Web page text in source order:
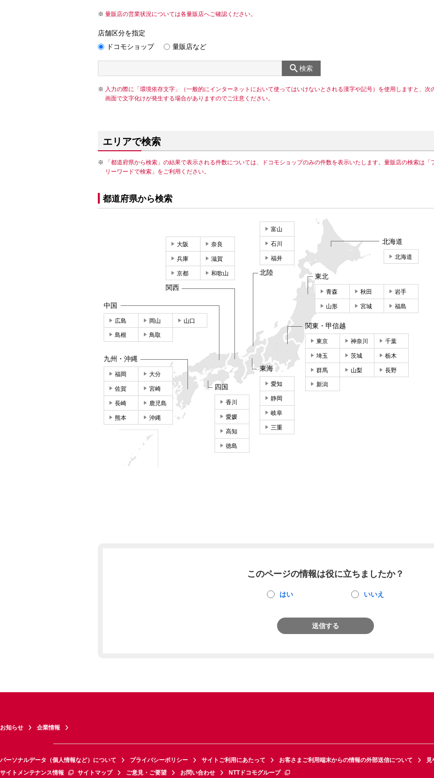
量販店の営業状況については各量販店へご確認ください。
店舗区分を指定
ドコモショップ
量販店など
検索
入力の際に「環境依存文字」（一般的にインターネットにおいて使ってはいけないとされる漢字や記号）を使用しますと、次
画面で文字化けが発生する場合がありますのでご注意ください。
エリアで検索
「都道府県から検索」の結果で表示される件数については、ドコモショップのみの件数を表示いたします。量販店の検索は「
リーワードで検索」をご利用ください。
都道府県から検索
北海道
北海道
東北
青森 秋田 岩手
山形 宮城 福島
関東・甲信越
東京 神奈川 千葉
埼玉 茨城 栃木
群馬 山梨 長野
新潟
東海
愛知
静岡
岐阜
三重
富山
石川
福井
北陸
大阪 奈良
兵庫 滋賀
京都 和歌山
関西
中国
広島 岡山 山口
島根 鳥取
四国
香川
愛媛
高知
徳島
九州・沖縄
福岡 大分
佐賀 宮崎
長崎 鹿児島
熊本 沖縄
このページの情報は役に立ちましたか？
はい いいえ
送信する
お知らせ 企業情報
パーソナルデータ（個人情報など）について プライバシーポリシー サイトご利用にあたって お客さまご利用端末からの情報の外部送信について
見
サイトメンテナンス情報
サイトマップ ご意見・ご要望 お問い合わせ NTTドコモグループ